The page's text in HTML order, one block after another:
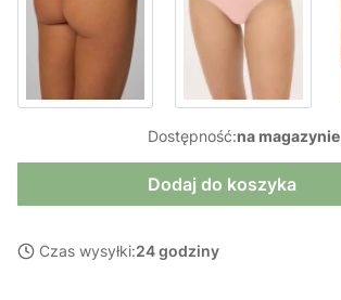
Dostępność:na magazynie
Dodaj do koszyka
Czas wysyłki:24 godziny